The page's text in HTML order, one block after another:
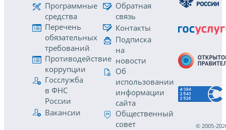
Программные
средства
Перечень
обязательных
требований
Противодействие
коррупции
Госслужба
в ФНС
России
Вакансии
Обратная
связь
Контакты
Подписка
на
новости
Об
использовании
информации
сайта
Общественный
совет
© 2005-